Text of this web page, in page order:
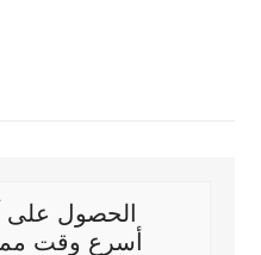
الحصول
أسرع وقت ممكن